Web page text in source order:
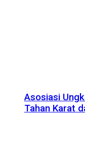
Asosiasi
Tahan Karat